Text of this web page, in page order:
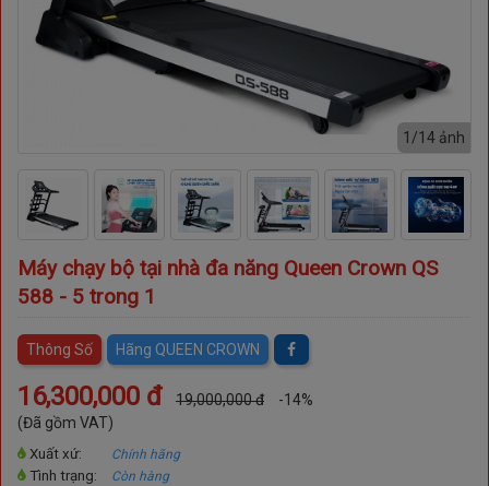
1/14 ảnh
Máy chạy bộ tại nhà đa năng Queen Crown QS
588 - 5 trong 1
Thông Số Hãng QUEEN CROWN
16,300,000 đ 19,000,000 đ
-14%
(Đã gồm VAT)
Xuất xứ: Chính hãng
Tình trạng: Còn hàng